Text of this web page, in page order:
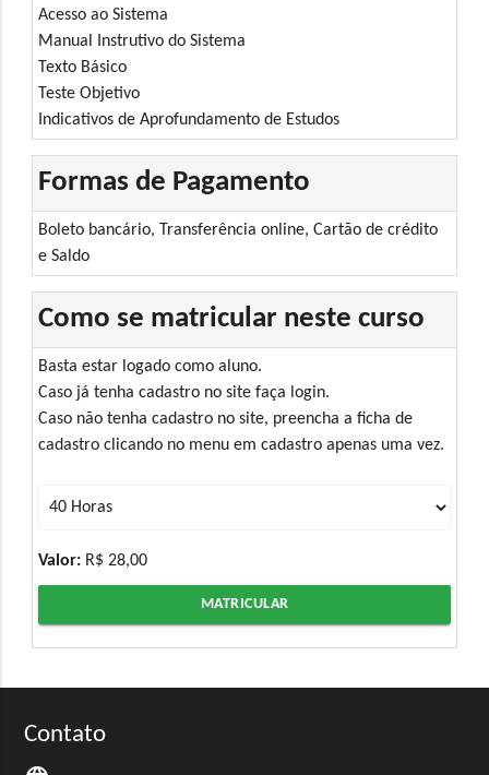
Acesso ao Sistema
Manual Instrutivo do Sistema
Texto Básico
Teste Objetivo
Indicativos de Aprofundamento de Estudos
Formas de Pagamento
Boleto bancário, Transferência online, Cartão de crédito
e Saldo
Como se matricular neste curso
Basta estar logado como aluno.
Caso já tenha cadastro no site faça login.
Caso não tenha cadastro no site, preencha a ficha de
cadastro clicando no menu em cadastro apenas uma vez.
Valor: R$ 28,00
MATRICULAR
Contato